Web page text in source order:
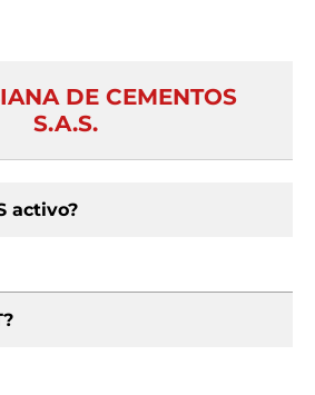
DE CEMENTOS
S.A.S.
activo?